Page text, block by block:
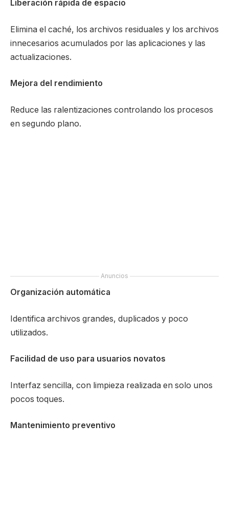
Liberación rápida de espacio
Elimina el caché, los archivos residuales y los archivos
innecesarios acumulados por las aplicaciones y las
actualizaciones.
Mejora del rendimiento
Reduce las ralentizaciones controlando los procesos
en segundo plano.
Anuncios
Organización automática
Identifica archivos grandes, duplicados y poco
utilizados.
Facilidad de uso para usuarios novatos
Interfaz sencilla, con limpieza realizada en solo unos
pocos toques.
Mantenimiento preventivo